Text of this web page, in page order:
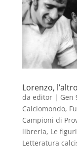
Lorenzo,
da editor| Gen
Calciomondo,
Campioni di
libreria, Le
Letteratura